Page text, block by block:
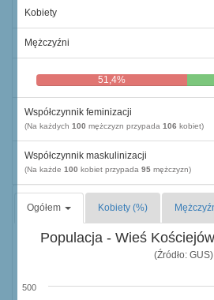
Kobiety
Mężczyźni
51,4%
Współczynnik feminizacji
(Na każdych 100 mężczyzn przypada 106 kobiet)
Współczynnik maskulinizacji
(Na każde 100 kobiet przypada 95 mężczyzn)
Ogółem Kobiety (%)
Populacja - Wieś
(Źródło: GUS)
500